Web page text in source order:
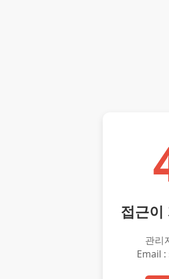
접근이
관리
Email